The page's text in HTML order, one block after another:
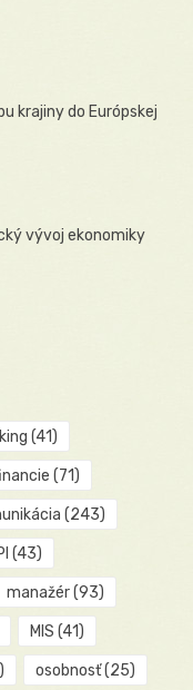
krajiny do Európskej
vývoj ekonomiky
(41)
(71)
(243)
(43)
manažér(93)
MIS (41)
osobnosť(25)